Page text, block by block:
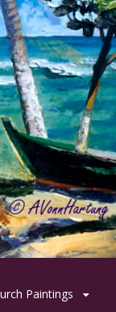
Paintings